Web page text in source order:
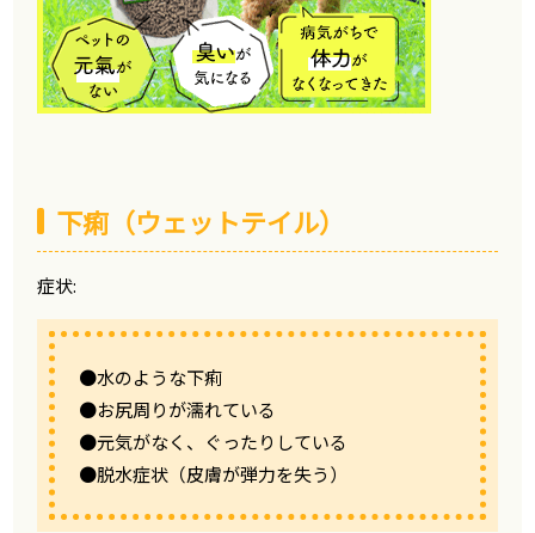
下痢（ウェットテイル）
症状:
●水のような下痢
●お尻周りが濡れている
●元気がなく、ぐったりしている
●脱水症状（皮膚が弾力を失う）